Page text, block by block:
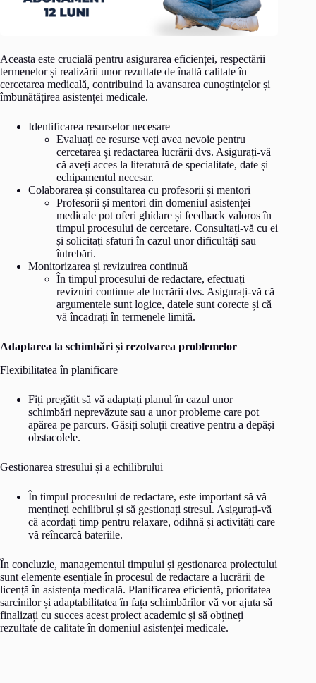
Aceasta este crucială pentru asigurarea eficienței, respectării
termenelor și realizării unor rezultate de înaltă calitate în
cercetarea medicală, contribuind la avansarea cunoștințelor și
îmbunătățirea asistenței medicale.
Identificarea resurselor necesare
Evaluați ce resurse veți avea nevoie pentru
cercetarea și redactarea lucrării dvs. Asigurați-vă
că aveți acces la literatură de specialitate, date și
echipamentul necesar.
Colaborarea și consultarea cu profesorii și mentori
Profesorii și mentori din domeniul asistenței
medicale pot oferi ghidare și feedback valoros în
timpul procesului de cercetare. Consultați-vă cu ei
și solicitați sfaturi în cazul unor dificultăți sau
întrebări.
Monitorizarea și revizuirea continuă
În timpul procesului de redactare, efectuați
revizuiri continue ale lucrării dvs. Asigurați-vă că
argumentele sunt logice, datele sunt corecte și că
vă încadrați în termenele limită.
Adaptarea la schimbări și rezolvarea problemelor
Flexibilitatea în planificare
Fiți pregătit să vă adaptați planul în cazul unor
schimbări neprevăzute sau a unor probleme care pot
apărea pe parcurs. Găsiți soluții creative pentru a depăși
obstacolele.
Gestionarea stresului și a echilibrului
În timpul procesului de redactare, este important să vă
mențineți echilibrul și să gestionați stresul. Asigurați-vă
că acordați timp pentru relaxare, odihnă și activități care
vă reîncarcă bateriile.
În concluzie, managementul timpului și gestionarea proiectului
sunt elemente esențiale în procesul de redactare a lucrării de
licență în asistența medicală. Planificarea eficientă, prioritatea
sarcinilor și adaptabilitatea în fața schimbărilor vă vor ajuta să
finalizați cu succes acest proiect academic și să obțineți
rezultate de calitate în domeniul asistenței medicale.